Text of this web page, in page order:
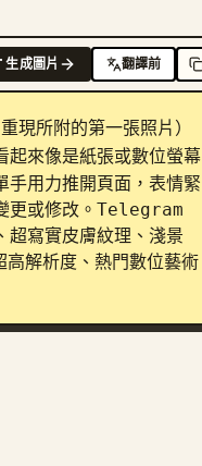
成圖片 翻譯前
現所附的第一張照片）
來像是紙張或數位螢幕
手用力推開頁面，表情緊
更或修改。Telegram
超寫實皮膚紋理、淺景
解析度、熱門數位藝術